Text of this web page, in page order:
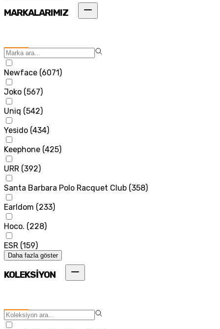
MARKALARIMIZ
Newface (6071)
Joko (567)
Uniq (542)
Yesido (434)
Keephone (425)
URR (392)
Santa Barbara Polo Racquet Club (358)
Earldom (233)
Hoco. (228)
ESR (159)
Daha fazla göster
KOLEKSİYON